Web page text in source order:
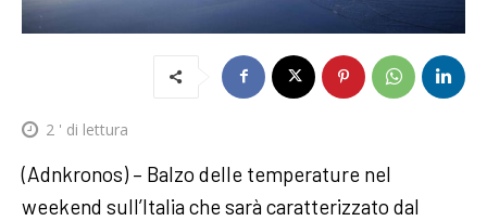
2 ' di lettura
(Adnkronos) – Balzo delle temperature nel
weekend sull’Italia che sarà caratterizzato dal